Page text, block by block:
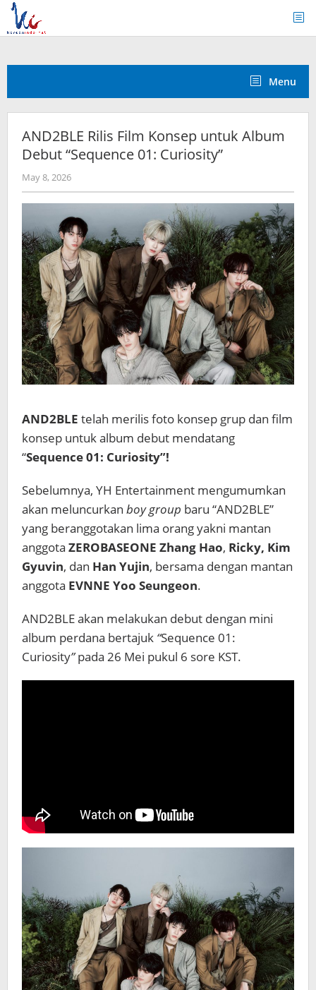
Skip
content
Menu
AND2BLE Rilis Film Konsep untuk Album
Debut “Sequence 01: Curiosity”
May 8, 2026by
anisrina
AND2BLE telah merilis foto konsep grup dan film
konsep untuk album debut mendatang
“Sequence 01: Curiosity”!
Sebelumnya, YH Entertainment mengumumkan
akan meluncurkan boy group baru “AND2BLE”
yang beranggotakan lima orang yakni mantan
anggota ZEROBASEONE Zhang Hao, Ricky, Kim
Gyuvin, dan Han Yujin, bersama dengan mantan
anggota EVNNE Yoo Seungeon.
AND2BLE akan melakukan debut dengan mini
album perdana bertajuk “Sequence 01:
Curiosity”pada 26 Mei pukul 6 sore KST.